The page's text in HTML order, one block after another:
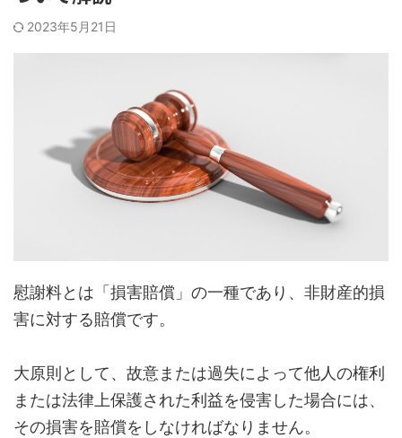
2023年5月21日
慰謝料とは「損害賠償」の一種であり、非財産的損
害に対する賠償です。
大原則として、故意または過失によって他人の権利
または法律上保護された利益を侵害した場合には、
その損害を賠償をしなければなりません。